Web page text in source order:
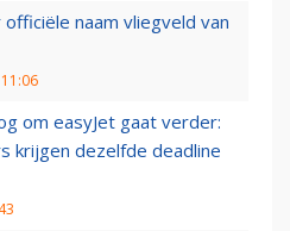
naam vliegveld van
om easyJet gaat verder:
krijgen dezelfde deadline